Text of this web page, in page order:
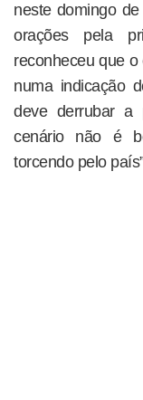
neste domingo
orações pela
reconheceu que
numa indicação
deve derrubar a
cenário não é
torcendo pelo